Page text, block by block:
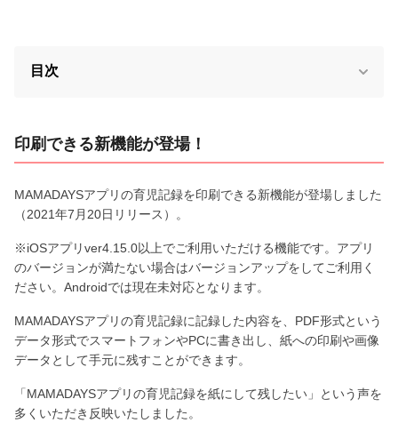
目次
印刷できる新機能が登場！
MAMADAYSアプリの育児記録を印刷できる新機能が登場しました
（2021年7月20日リリース）。
※iOSアプリver4.15.0以上でご利用いただける機能です。アプリ
のバージョンが満たない場合はバージョンアップをしてご利用く
ださい。Androidでは現在未対応となります。
MAMADAYSアプリの育児記録に記録した内容を、PDF形式という
データ形式でスマートフォンやPCに書き出し、紙への印刷や画像
データとして手元に残すことができます。
「MAMADAYSアプリの育児記録を紙にして残したい」という声を
多くいただき反映いたしました。